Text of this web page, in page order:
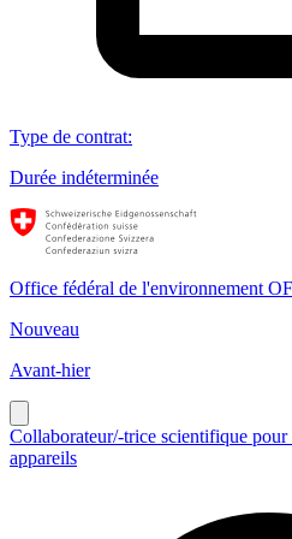
Type de contrat:
Durée indéterminée
Office fédéral de l'environnement
Nouveau
Avant-hier
Collaborateur/-trice scientifique
appareils